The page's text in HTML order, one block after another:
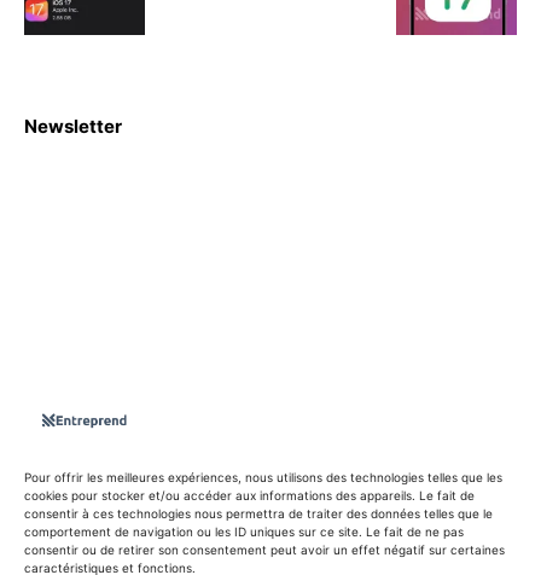
Pour offrir les meilleures expériences, nous utilisons des technologies telles que les
cookies pour stocker et/ou accéder aux informations des appareils. Le fait de
consentir à ces technologies nous permettra de traiter des données telles que le
comportement de navigation ou les ID uniques sur ce site. Le fait de ne pas
consentir ou de retirer son consentement peut avoir un effet négatif sur certaines
caractéristiques et fonctions.
info@entreprend.net
Newsletter